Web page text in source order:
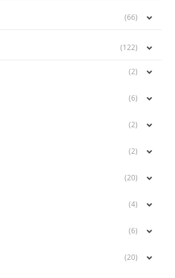
(66)
(122)
(2)
(6)
(2)
(2)
(20)
(4)
(6)
(20)